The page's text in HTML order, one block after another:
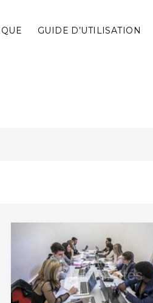
GUIDE D’UTILISATION